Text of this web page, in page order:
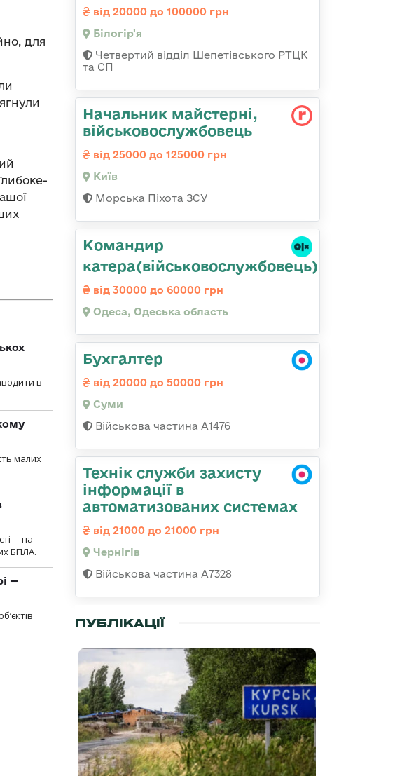
для
в
малих
на
БПЛА.
—
від 20000 до 100000 грн
Білогір'я
Четвертий відділ Шепетівського РТЦК
та СП
Начальник майстерні,
військовослужбовець
від 25000 до 125000 грн
Київ
Морська Піхота ЗСУ
Командир
катера(військовослужбовець)
від 30000 до 60000 грн
Одеса, Одеська область
Бухгалтер
від 20000 до 50000 грн
Суми
Військова частина А1476
Технік служби захисту
інформації в
автоматизованих системах
від 21000 до 21000 грн
Чернігів
Військова частина А7328
ПУБЛІКАЦІЇ